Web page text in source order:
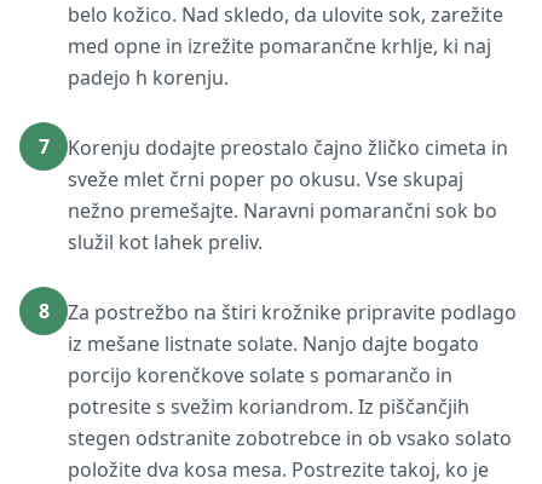
belo kožico. Nad skledo, da ulovite sok, zarežite
med opne in izrežite pomarančne krhlje, ki naj
padejo h korenju.
7
Korenju dodajte preostalo čajno žličko cimeta in
sveže mlet črni poper po okusu. Vse skupaj
nežno premešajte. Naravni pomarančni sok bo
služil kot lahek preliv.
8
Za postrežbo na štiri krožnike pripravite podlago
iz mešane listnate solate. Nanjo dajte bogato
porcijo korenčkove solate s pomarančo in
potresite s svežim koriandrom. Iz piščančjih
stegen odstranite zobotrebce in ob vsako solato
položite dva kosa mesa. Postrezite takoj, ko je